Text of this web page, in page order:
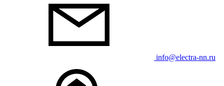
info@electra-nn.ru